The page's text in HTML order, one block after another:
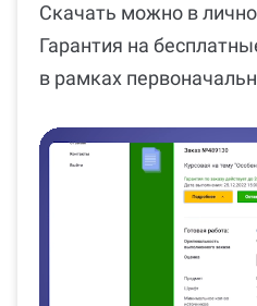
Скачать можно в
Гарантия на
в рамках